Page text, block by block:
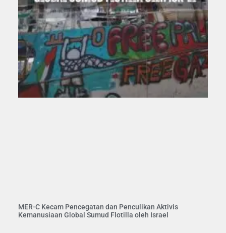
MER-C Kecam Pencegatan dan Penculikan Aktivis
Kemanusiaan Global Sumud Flotilla oleh Israel